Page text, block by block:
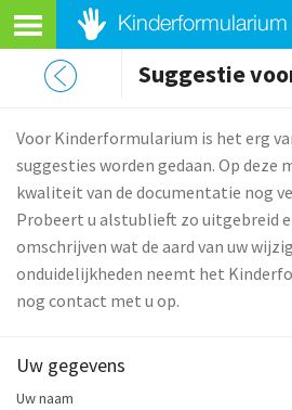
Suggestie
Voor Kinderformularium is het erg
suggesties worden gedaan. Op deze
kwaliteit van de documentatie nog
Probeert u alstublieft zo uitgebreid
omschrijven wat de aard van uw
onduidelijkheden neemt het
nog contact met u op.
Uw gegevens
Uw naam